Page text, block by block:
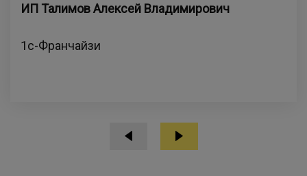
ИП Талимов Алексей Владимирович
1с-Франчайзи